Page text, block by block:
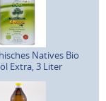
Natives Bio
Extra, 3 Liter